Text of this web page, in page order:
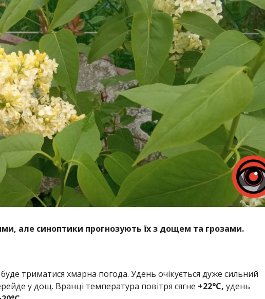
але синоптики прогнозують їх з дощем та грозами.
буде триматися хмарна погода. Удень очікується дуже сильний
у дощ. Вранці температура повітря сягне +22°C, удень